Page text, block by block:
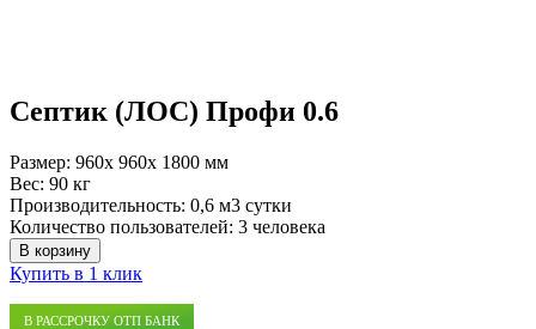
Септик (ЛОС) Профи 0.6
Размер: 960x 960x 1800 мм
Вес: 90 кг
Производительность: 0,6 м3 сутки
Количество пользователей: 3 человека
В корзину
Купить в 1 клик
В РАССРОЧКУ ОТП БАНК